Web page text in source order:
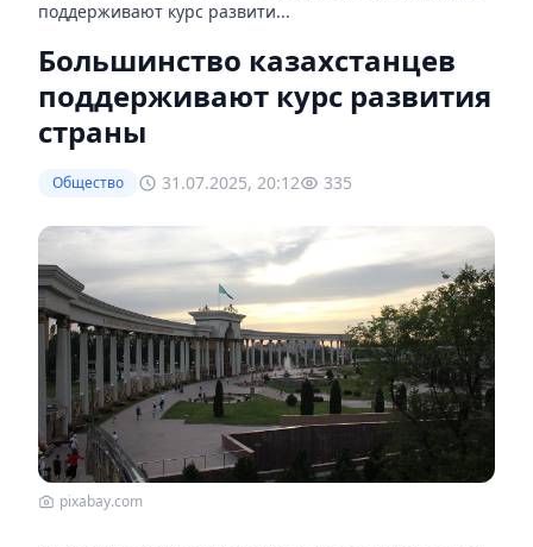
поддерживают курс развити...
Большинство казахстанцев
поддерживают курс развития
страны
Общество 31.07.2025, 20:12 335
pixabay.com